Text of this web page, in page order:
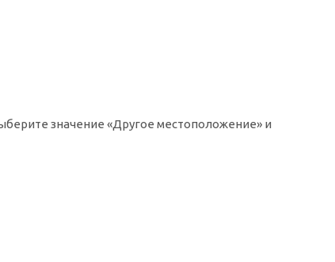
значение «Другое местоположение» и